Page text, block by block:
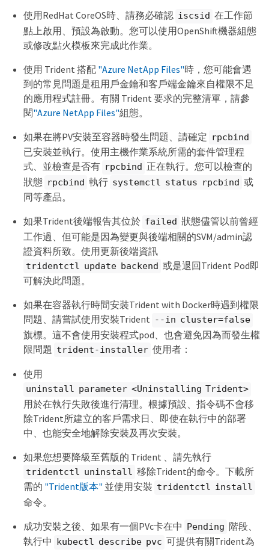
使用RedHat CoreOS時、請務必確認 iscsid 在工作節
點上啟用、預設為啟動。您可以使用OpenShift機器組態
或修改點火模板來完成此作業。
使用 Trident 搭配 "Azure NetApp Files"時，您可能會遇
到的常見問題是租用戶金鑰和客戶端金鑰來自權限不足
的應用程式註冊。有關 Trident 要求的完整清單，請參
閱"Azure NetApp Files"組態。
如果在將PV安裝至容器時發生問題、請確定 rpcbind
已安裝並執行。使用主機作業系統所需的套件管理程
式、並檢查是否有 rpcbind 正在執行。您可以檢查的
狀態 rpcbind 執行 systemctl status rpcbind 或
同等產品。
如果Trident後端報告其位於 failed 狀態儘管以前曾經
工作過、但可能是因為變更與後端相關的SVM/admin認
證資料所致。使用更新後端資訊
tridentctl update backend 或是退回Trident Pod即
可解決此問題。
如果在容器執行時間安裝Trident with Docker時遇到權限
問題、請嘗試使用安裝Trident --in cluster=false
旗標。這不會使用安裝程式pod、也會避免因為而發生權
限問題 trident-installer 使用者：
使用
uninstall parameter <Uninstalling Trident>
用於在執行失敗後進行清理。根據預設、指令碼不會移
除Trident所建立的客戶需求日、即使在執行中的部署
中、也能安全地解除安裝及再次安裝。
如果您想要降級至舊版的 Trident 、請先執行
tridentctl uninstall 移除Trident的命令。下載所
需的 "Trident版本" 並使用安裝 tridentctl install
命令。
成功安裝之後、如果有一個PVc卡在中 Pending 階段、
執行中
kubectl describe pvc 可提供有關Trident為